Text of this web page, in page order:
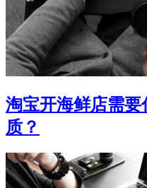
淘宝开海鲜店需
质？